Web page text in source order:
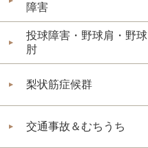
障害
投球障害・野球肩・野球
肘
梨状筋症候群
交通事故＆むちうち